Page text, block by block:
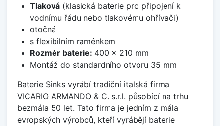
Tlaková(klasická baterie pro připojení k
vodnímu řádu nebo tlakovému ohřívači)
otočná
s flexibilním raménkem
Rozměr baterie: 400 x 210 mm
Montáž do standardního otvoru 35 mm
Baterie Sinks vyrábí tradiční italská firma
VICARIO ARMANDO & C. s.r.l. působící na trhu
bezmála 50 let. Tato firma je jedním z mála
evropských výrobců, kteří vyrábějí baterie